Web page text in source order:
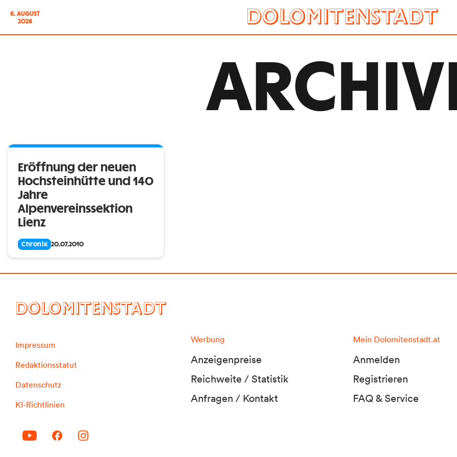
6. AUGUST
2026
Eröffnung der neuen
Hochsteinhütte und 140
Jahre
Alpenvereinssektion
Lienz
Chronik 20.07.2010
DOLOMITENSTADT
Impressum
Redaktionsstatut
Datenschutz
KI-Richtlinien
Werbung
Anzeigenpreise
Reichweite / Statistik
Anfragen / Kontakt
Mein Dolomitenstadt.at
Anmelden
Registrieren
FAQ & Service